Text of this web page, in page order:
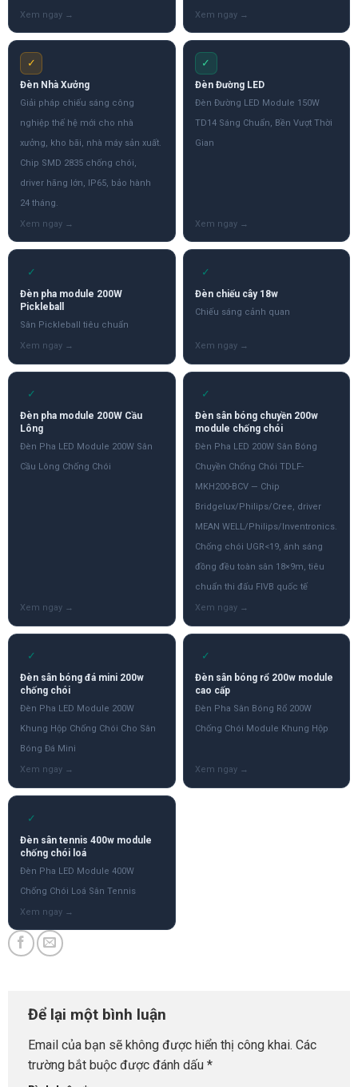
✓
Đèn Nhà Xưởng
Giải pháp chiếu sáng công
nghiệp thế hệ mới cho nhà
xưởng, kho bãi, nhà máy sản xuất.
Chip SMD 2835 chống chói,
driver hãng lớn, IP65, bảo hành
24 tháng.
✓
Đèn Đường LED
Đèn Đường LED Module 150W
TD14 Sáng Chuẩn, Bền Vượt Thời
Gian
✓
Đèn pha module 200W
Pickleball
Sân Pickleball tiêu chuẩn
✓
Đèn chiếu cây 18w
Chiếu sáng cảnh quan
✓
Đèn pha module 200W Cầu
Lông
Đèn Pha LED Module 200W Sân
Cầu Lông Chống Chói
✓
Đèn sân bóng chuyền 200w
module chống chói
Đèn Pha LED 200W Sân Bóng
Chuyền Chống Chói TDLF-
MKH200-BCV — Chip
Bridgelux/Philips/Cree, driver
MEAN WELL/Philips/Inventronics.
Chống chói UGR<19, ánh sáng
đồng đều toàn sân 18×9m, tiêu
chuẩn thi đấu FIVB quốc tế
✓
Đèn sân bóng đá mini 200w
chống chói
Đèn Pha LED Module 200W
Khung Hộp Chống Chói Cho Sân
Bóng Đá Mini
✓
Đèn sân bóng rổ 200w module
cao cấp
Đèn Pha Sân Bóng Rổ 200W
Chống Chói Module Khung Hộp
✓
Đèn sân tennis 400w module
chống chói loá
Đèn Pha LED Module 400W
Chống Chói Loá Sân Tennis
Để lại một bình luận
Email của bạn sẽ không được hiển thị công khai. Các
trường bắt buộc được đánh dấu *